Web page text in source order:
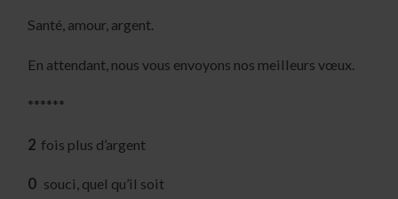
Santé, amour, argent.
En attendant, nous vous envoyons nos meilleurs vœux.
******
2fois plus d’argent
0souci, quel qu’il soit